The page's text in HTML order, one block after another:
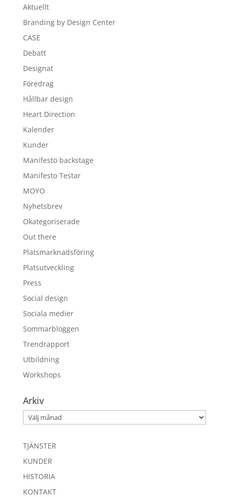
Aktuellt
Branding by Design Center
CASE
Debatt
Designat
Föredrag
Hållbar design
Heart Direction
Kalender
Kunder
Manifesto backstage
Manifesto Testar
MOYO
Nyhetsbrev
Okategoriserade
Out there
Platsmarknadsföring
Platsutveckling
Press
Social design
Sociala medier
Sommarbloggen
Trendrapport
Utbildning
Workshops
Arkiv
Arkiv
TJÄNSTER
KUNDER
HISTORIA
KONTAKT